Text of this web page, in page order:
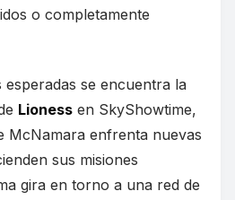
o completamente
esperadas se encuentra la
Lioness en SkyShowtime,
McNamara enfrenta nuevas
sus misiones
gira en torno a una red de